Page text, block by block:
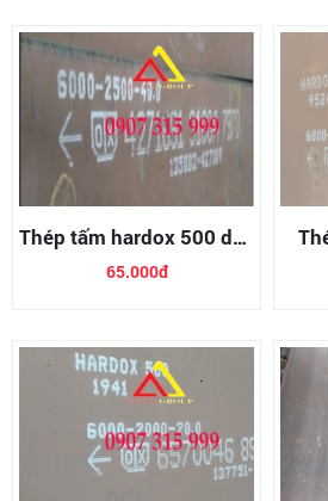
Thép tấm hardox 500 dày
40mm
65.000đ